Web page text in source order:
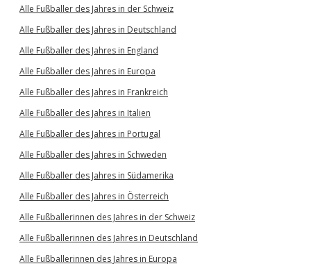
Alle Fußballer des Jahres in der Schweiz
Alle Fußballer des Jahres in Deutschland
Alle Fußballer des Jahres in England
Alle Fußballer des Jahres in Europa
Alle Fußballer des Jahres in Frankreich
Alle Fußballer des Jahres in Italien
Alle Fußballer des Jahres in Portugal
Alle Fußballer des Jahres in Schweden
Alle Fußballer des Jahres in Südamerika
Alle Fußballer des Jahres in Österreich
Alle Fußballerinnen des Jahres in der Schweiz
Alle Fußballerinnen des Jahres in Deutschland
Alle Fußballerinnen des Jahres in Europa